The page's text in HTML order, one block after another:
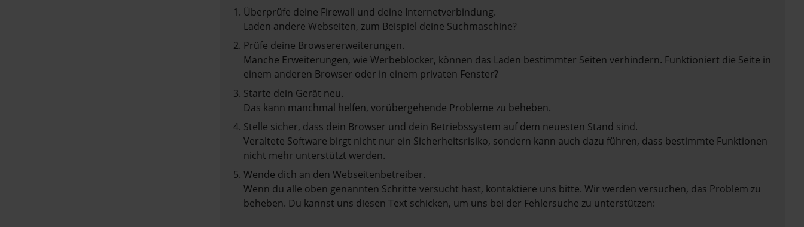
Überprüfe deine Firewall und deine Internetverbindung.
Laden andere Webseiten, zum Beispiel deine Suchmaschine?
Prüfe deine Browsererweiterungen.
Manche Erweiterungen, wie Werbeblocker, können das Laden bestimmter Seiten verhindern. Funktioniert die Seite in
einem anderen Browser oder in einem privaten Fenster?
Starte dein Gerät neu.
Das kann manchmal helfen, vorübergehende Probleme zu beheben.
Stelle sicher, dass dein Browser und dein Betriebssystem auf dem neuesten Stand sind.
Veraltete Software birgt nicht nur ein Sicherheitsrisiko, sondern kann auch dazu führen, dass bestimmte Funktionen
nicht mehr unterstützt werden.
Wende dich an den Webseitenbetreiber.
Wenn du alle oben genannten Schritte versucht hast, kontaktiere uns bitte. Wir werden versuchen, das Problem zu
beheben. Du kannst uns diesen Text schicken, um uns bei der Fehlersuche zu unterstützen: